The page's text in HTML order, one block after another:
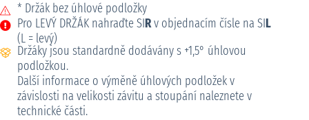
* Držák bez úhlové podložky
Pro LEVÝ DRŽÁK nahraďte SIRv objednacím čísle na SIL
(L = levý)
Držáky jsou standardně dodávány s +1,5° úhlovou
podložkou.
Další informace o výměně úhlových podložek v
závislosti na velikosti závitu a stoupání naleznete v
technické části.